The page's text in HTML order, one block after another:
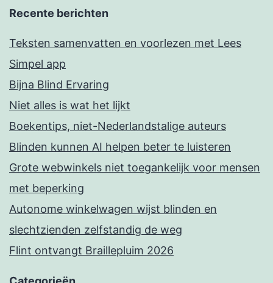
Recente berichten
Teksten samenvatten en voorlezen met Lees
Simpel app
Bijna Blind Ervaring
Niet alles is wat het lijkt
Boekentips, niet-Nederlandstalige auteurs
Blinden kunnen AI helpen beter te luisteren
Grote webwinkels niet toegankelijk voor mensen
met beperking
Autonome winkelwagen wijst blinden en
slechtzienden zelfstandig de weg
Flint ontvangt Braillepluim 2026